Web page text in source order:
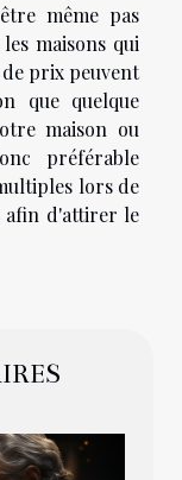
même pas
maisons qui
prix peuvent
que quelque
maison ou
préférable
lors de
afin d'attirer le